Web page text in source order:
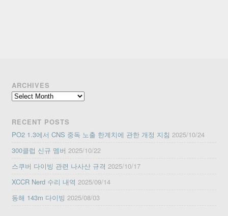
ARCHIVES
Archives
RECENT POSTS
PO2 1.3에서 CNS 중독 노출 한계치에 관한 개정 지침 2025/10/24
300클럽 신규 멤버 2025/10/22
스쿠버 다이빙 관련 나사산 규격 2025/10/17
XCCR Nerd 수리 내역 2025/09/14
동해 143m 다이빙 2025/08/03